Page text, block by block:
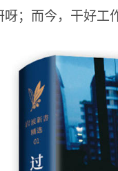
呀；而今，干好工